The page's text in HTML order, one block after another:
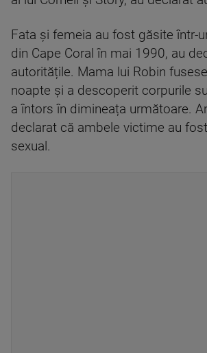
Fata și femeia au fost găsite într-
din Cape Coral în mai 1990, au
autoritățile. Mama lui Robin
noapte și a descoperit corpurile
a întors în dimineața următoare.
declarat că ambele victime au
sexual.